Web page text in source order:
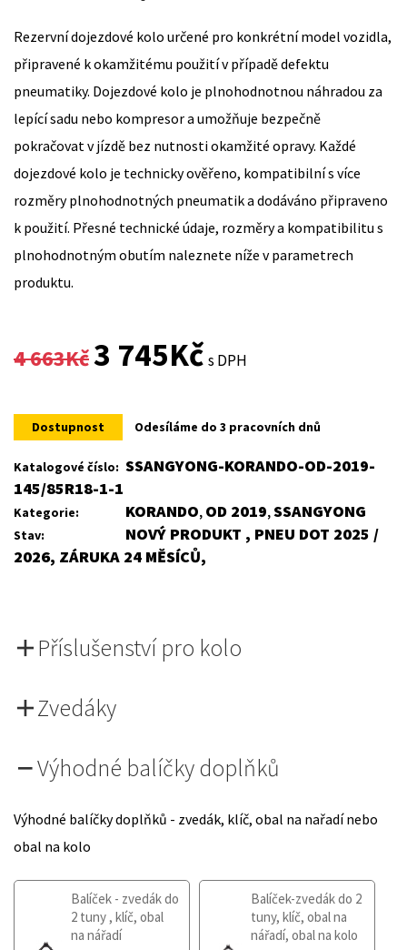
Rezervní dojezdové kolo určené pro konkrétní model vozidla,
připravené k okamžitému použití v případě defektu
pneumatiky. Dojezdové kolo je plnohodnotnou náhradou za
lepící sadu nebo kompresor a umožňuje bezpečně
pokračovat v jízdě bez nutnosti okamžité opravy. Každé
dojezdové kolo je technicky ověřeno, kompatibilní s více
rozměry plnohodnotných pneumatik a dodáváno připraveno
k použití. Přesné technické údaje, rozměry a kompatibilitu s
plnohodnotným obutím naleznete níže v parametrech
produktu.
4 663Kč
Original
was:
4
663Kč.
3 745KčCurrent
is:
3
s DPH
Dostupnost Odesíláme do 3 pracovních dnů
Katalogové číslo: SSANGYONG-KORANDO-OD-2019-
145/85R18-1-1
Kategorie: KORANDO, OD 2019,SSANGYONG
Stav:
NOVÝ PRODUKT , PNEU DOT 2025 /
2026, ZÁRUKA 24 MĚSÍCŮ,
Příslušenství pro kolo
Zvedáky
Výhodné balíčky doplňků
Výhodné balíčky doplňků - zvedák, klíč, obal na nařadí nebo
obal na kolo
Balíček - zvedák do
2 tuny , klíč, obal
na nářadí
Balíček-zvedák do 2
tuny, klíč, obal na
nářadí, obal na kolo